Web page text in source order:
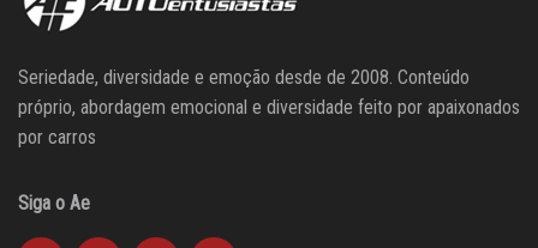
Seriedade, diversidade e emoção desde de 2008. Conteúdo
próprio, abordagem emocional e diversidade feito por apaixonados
por carros
Siga o Ae